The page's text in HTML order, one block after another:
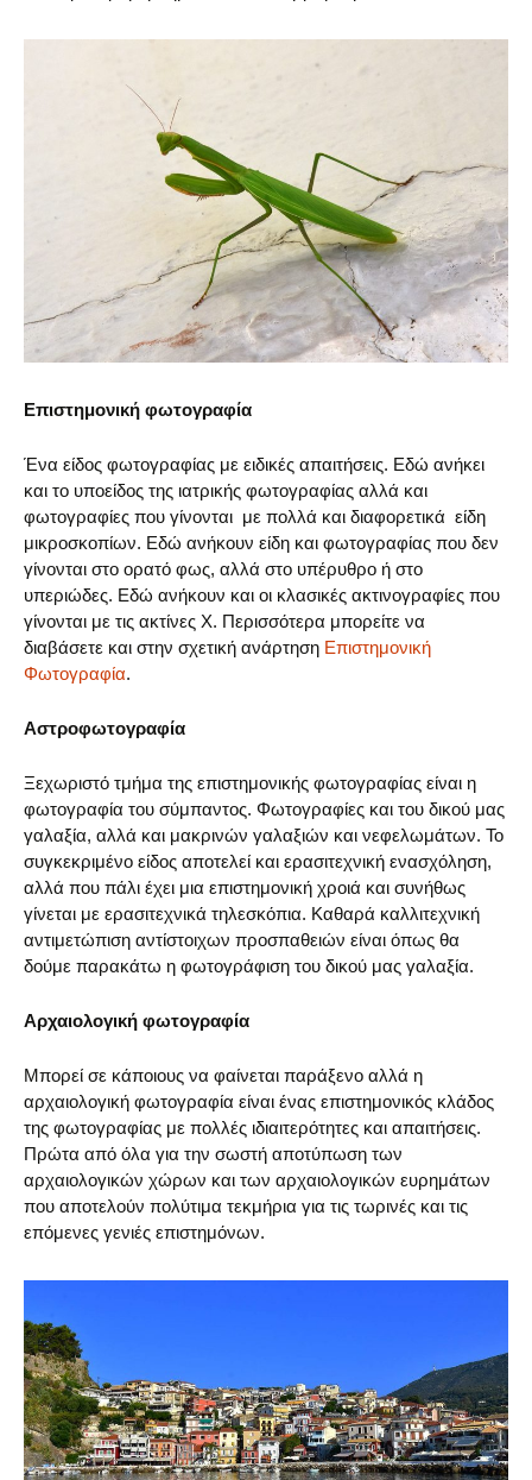
Επιστημονική φωτογραφία
Ένα είδος φωτογραφίας με ειδικές απαιτήσεις. Εδώ ανήκει
και το υποείδος της ιατρικής φωτογραφίας αλλά και
φωτογραφίες που γίνονται με πολλά και διαφορετικά είδη
μικροσκοπίων. Εδώ ανήκουν είδη και φωτογραφίας που δεν
γίνονται στο ορατό φως, αλλά στο υπέρυθρο ή στο
υπεριώδες. Εδώ ανήκουν και οι κλασικές ακτινογραφίες που
γίνονται με τις ακτίνες Χ. Περισσότερα μπορείτε να
διαβάσετε και στην σχετική ανάρτηση Επιστημονική
Φωτογραφία.
Αστροφωτογραφία
Ξεχωριστό τμήμα της επιστημονικής φωτογραφίας είναι η
φωτογραφία του σύμπαντος. Φωτογραφίες και του δικού μας
γαλαξία, αλλά και μακρινών γαλαξιών και νεφελωμάτων. Το
συγκεκριμένο είδος αποτελεί και ερασιτεχνική ενασχόληση,
αλλά που πάλι έχει μια επιστημονική χροιά και συνήθως
γίνεται με ερασιτεχνικά τηλεσκόπια. Καθαρά καλλιτεχνική
αντιμετώπιση αντίστοιχων προσπαθειών είναι όπως θα
δούμε παρακάτω η φωτογράφιση του δικού μας γαλαξία.
Αρχαιολογική φωτογραφία
Μπορεί σε κάποιους να φαίνεται παράξενο αλλά η
αρχαιολογική φωτογραφία είναι ένας επιστημονικός κλάδος
της φωτογραφίας με πολλές ιδιαιτερότητες και απαιτήσεις.
Πρώτα από όλα για την σωστή αποτύπωση των
αρχαιολογικών χώρων και των αρχαιολογικών ευρημάτων
που αποτελούν πολύτιμα τεκμήρια για τις τωρινές και τις
επόμενες γενιές επιστημόνων.